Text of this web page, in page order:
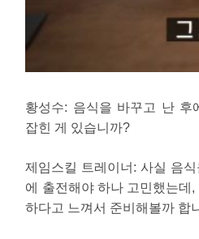
황성수: 음식을 바꾸고 난 후
잡힌 게 있습니까?
제임스킬 트레이너 : 사실 음
에 출전해야 하나 고민했는데
하다고 느껴서 준비해볼까 합